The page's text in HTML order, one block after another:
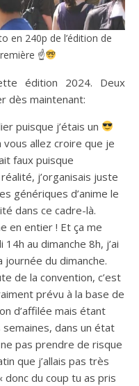
en 240p de l’édition de
☝
édition 2024. Deux
dès maintenant:
puisque j’étais un
vous allez croire que je
faux puisque
j’organisais juste
génériques d’anime le
dans ce cadre-là.
en entier ! Et ça me
au dimanche 8h, j’ai
du dimanche.
de la convention, c’est
prévu à la base de
d’affilée mais étant
dans un état
pas prendre de risque
que j’allais pas très
donc du coup tu as pris